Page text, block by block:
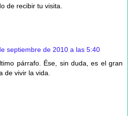
de recibir tu visita.
septiembre de 2010 a las 5:40
párrafo. Ése, sin duda, es el gran
de vivir la vida.